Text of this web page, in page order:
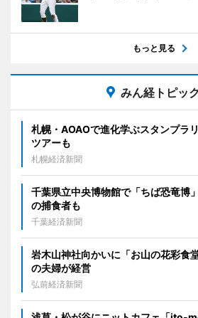
もっと見る
みん経トピッ
札幌・AOAOで進化学ぶスタンプラ
ツアーも
札幌経済新聞
千葉県立中央博物館で「ちば恐竜
の捕食者も
千葉経済新聞
岩木山神社向かいに「お山の花彩食
の夫婦が経営
弘前経済新聞